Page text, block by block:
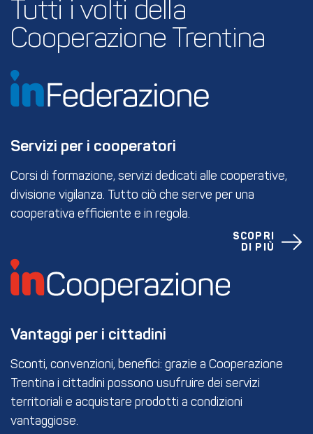
Tutti i volti della
Cooperazione Trentina
Servizi per i cooperatori
Corsi di formazione, servizi dedicati alle cooperative,
divisione vigilanza. Tutto ciò che serve per una
cooperativa efficiente e in regola.
SCOPRI
DI PIÙ
Vantaggi per i cittadini
Sconti, convenzioni, benefici: grazie a Cooperazione
Trentina i cittadini possono usufruire dei servizi
territoriali e acquistare prodotti a condizioni
vantaggiose.